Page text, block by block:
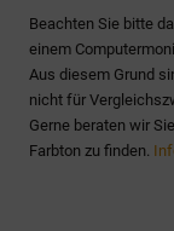
Beachten Sie bitte
einem
Aus diesem Grund
nicht für
Gerne beraten wir
Farbton zu finden.